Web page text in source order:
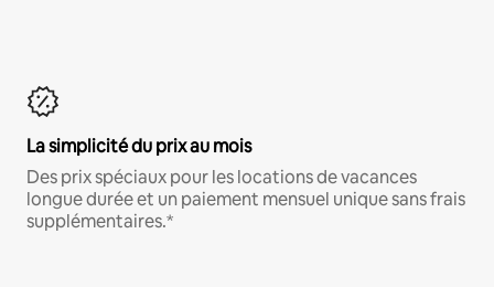
La simplicité du prix au mois
Des prix spéciaux pour les locations de vacances
longue durée et un paiement mensuel unique sans frais
supplémentaires.*